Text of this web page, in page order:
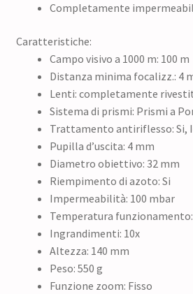
Completamente
Caratteristiche:
Campo visivo a 1000 m: 100 m
Distanza minima focalizz.: 4
Lenti: completamente
Sistema di prismi: Prismi a
Trattamento antiriflesso: Si,
Pupilla d’uscita: 4 mm
Diametro obiettivo: 32 mm
Riempimento di azoto: Si
Impermeabilità: 100 mbar
Temperatura funzionamento:
Ingrandimenti: 10x
Altezza: 140 mm
Peso: 550 g
Funzione zoom: Fisso